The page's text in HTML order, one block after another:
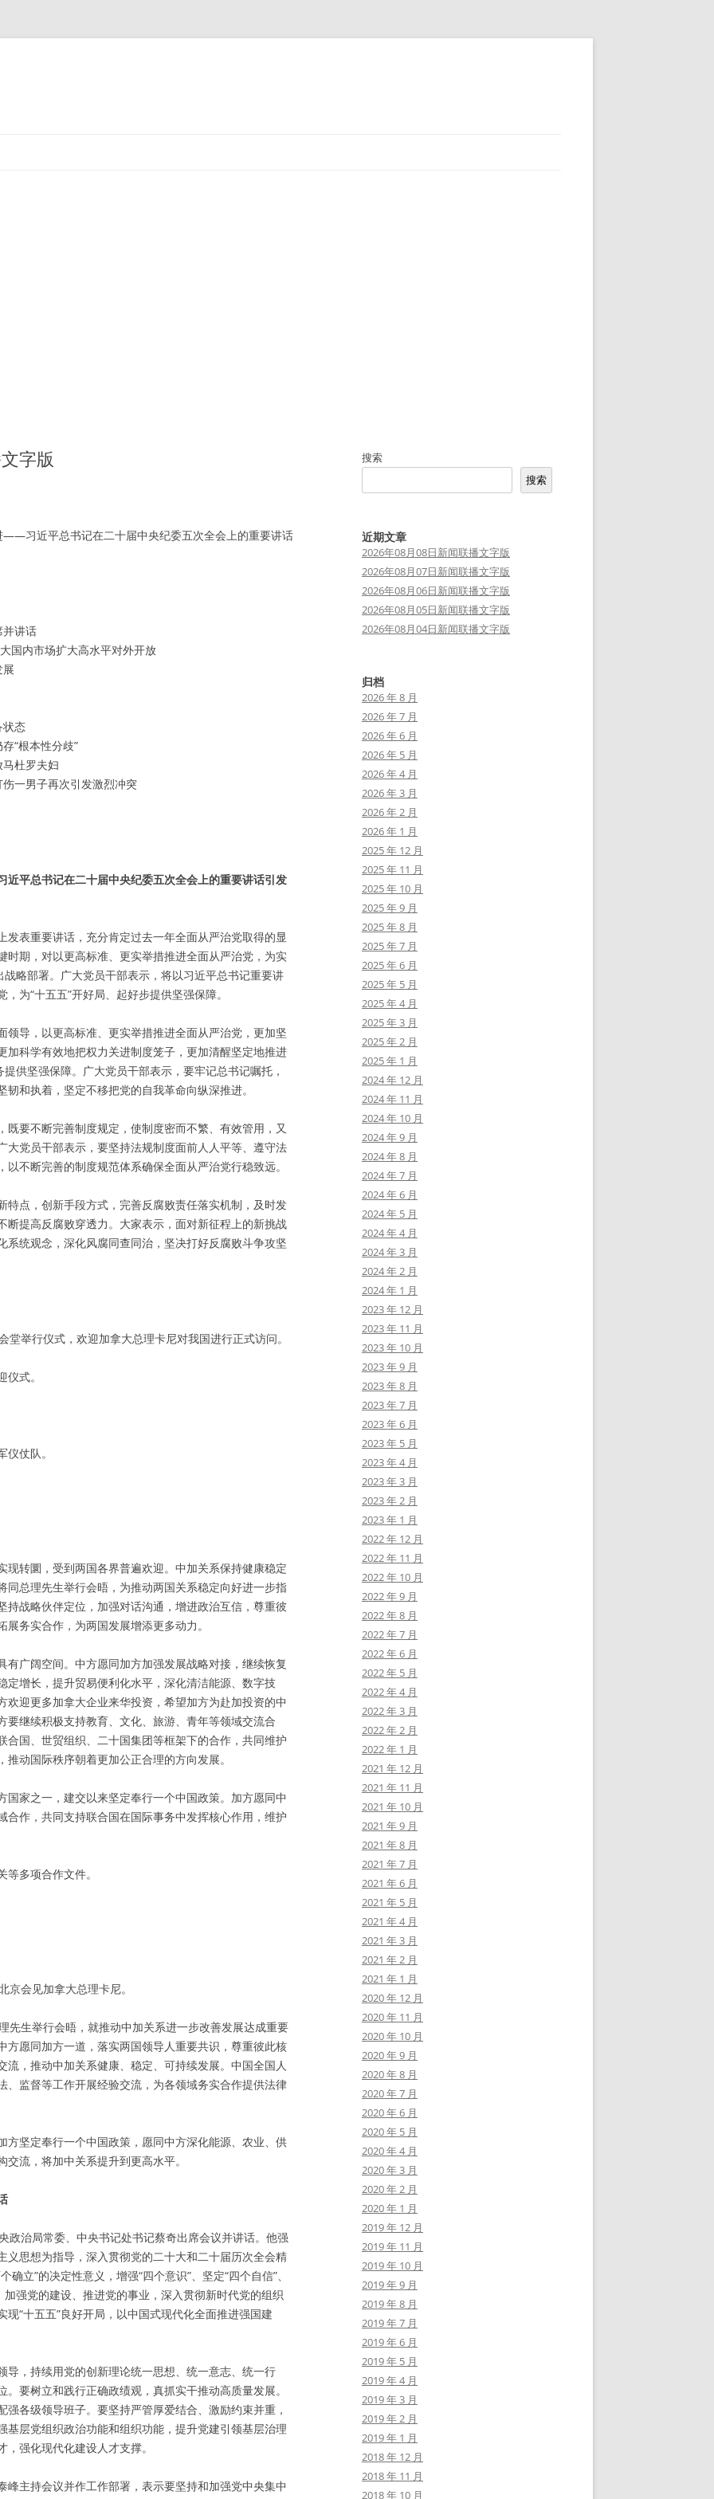
字版
——习近平总书记在二十届中央纪委五次全会上的重要讲话
并讲话
国内市场扩大高水平对外开放
状态
“根本性分歧”
杜罗夫妇
一男子再次引发激烈冲突
平总书记在二十届中央纪委五次全会上的重要讲话引发
表重要讲话，充分肯定过去一年全面从严治党取得的显
时期，对以更高标准、更实举措推进全面从严治党，为实
略部署。广大党员干部表示，将以习近平总书记重要讲
为“十五五”开好局、起好步提供坚强保障。
领导，以更高标准、更实举措推进全面从严治党，更加坚
加科学有效地把权力关进制度笼子，更加清醒坚定地推进
供坚强保障。广大党员干部表示，要牢记总书记嘱托，
和执着，坚定不移把党的自我革命向纵深推进。
要不断完善制度规定，使制度密而不繁、有效管用，又
大党员干部表示，要坚持法规制度面前人人平等、遵守法
不断完善的制度规范体系确保全面从严治党行稳致远。
特点，创新手段方式，完善反腐败责任落实机制，及时发
断提高反腐败穿透力。大家表示，面对新征程上的新挑战
系统观念，深化风腐同查同治，坚决打好反腐败斗争攻坚
举行仪式，欢迎加拿大总理卡尼对我国进行正式访问。
式。
仗队。
现转圜，受到两国各界普遍欢迎。中加关系保持健康稳定
同总理先生举行会晤，为推动两国关系稳定向好进一步指
持战略伙伴定位，加强对话沟通，增进政治互信，尊重彼
务实合作，为两国发展增添更多动力。
广阔空间。中方愿同加方加强发展战略对接，继续恢复
定增长，提升贸易便利化水平，深化清洁能源、数字技
迎更多加拿大企业来华投资，希望加方为赴加投资的中
要继续积极支持教育、文化、旅游、青年等领域交流合
合国、世贸组织、二十国集团等框架下的合作，共同维护
动国际秩序朝着更加公正合理的方向发展。
家之一，建交以来坚定奉行一个中国政策。加方愿同中
合作，共同支持联合国在国际事务中发挥核心作用，维护
多项合作文件。
会见加拿大总理卡尼。
先生举行会晤，就推动中加关系进一步改善发展达成重要
方愿同加方一道，落实两国领导人重要共识，尊重彼此核
，推动中加关系健康、稳定、可持续发展。中国全国人
、监督等工作开展经验交流，为各领域务实合作提供法律
方坚定奉行一个中国政策，愿同中方深化能源、农业、供
流，将加中关系提升到更高水平。
政治局常委、中央书记处书记蔡奇出席会议并讲话。他强
义思想为指导，深入贯彻党的二十大和二十届历次全会精
立”的决定性意义，增强“四个意识”、坚定“四个自信”、
强党的建设、推进党的事业，深入贯彻新时代党的组织
“十五五”良好开局，以中国式现代化全面推进强国建
导，持续用党的创新理论统一思想、统一意志、统一行
要树立和践行正确政绩观，真抓实干推动高质量发展。
各级领导班子。要坚持严管厚爱结合、激励约束并重，
基层党组织政治功能和组织功能，提升党建引领基层治理
强化现代化建设人才支撑。
主持会议并作工作部署，表示要坚持和加强党中央集中
搜索
搜索
近期文章
2026年08月08日新闻联播文字版
2026年08月07日新闻联播文字版
2026年08月06日新闻联播文字版
2026年08月05日新闻联播文字版
2026年08月04日新闻联播文字版
归档
2026 年 8 月
2026 年 7 月
2026 年 6 月
2026 年 5 月
2026 年 4 月
2026 年 3 月
2026 年 2 月
2026 年 1 月
2025 年 12 月
2025 年 11 月
2025 年 10 月
2025 年 9 月
2025 年 8 月
2025 年 7 月
2025 年 6 月
2025 年 5 月
2025 年 4 月
2025 年 3 月
2025 年 2 月
2025 年 1 月
2024 年 12 月
2024 年 11 月
2024 年 10 月
2024 年 9 月
2024 年 8 月
2024 年 7 月
2024 年 6 月
2024 年 5 月
2024 年 4 月
2024 年 3 月
2024 年 2 月
2024 年 1 月
2023 年 12 月
2023 年 11 月
2023 年 10 月
2023 年 9 月
2023 年 8 月
2023 年 7 月
2023 年 6 月
2023 年 5 月
2023 年 4 月
2023 年 3 月
2023 年 2 月
2023 年 1 月
2022 年 12 月
2022 年 11 月
2022 年 10 月
2022 年 9 月
2022 年 8 月
2022 年 7 月
2022 年 6 月
2022 年 5 月
2022 年 4 月
2022 年 3 月
2022 年 2 月
2022 年 1 月
2021 年 12 月
2021 年 11 月
2021 年 10 月
2021 年 9 月
2021 年 8 月
2021 年 7 月
2021 年 6 月
2021 年 5 月
2021 年 4 月
2021 年 3 月
2021 年 2 月
2021 年 1 月
2020 年 12 月
2020 年 11 月
2020 年 10 月
2020 年 9 月
2020 年 8 月
2020 年 7 月
2020 年 6 月
2020 年 5 月
2020 年 4 月
2020 年 3 月
2020 年 2 月
2020 年 1 月
2019 年 12 月
2019 年 11 月
2019 年 10 月
2019 年 9 月
2019 年 8 月
2019 年 7 月
2019 年 6 月
2019 年 5 月
2019 年 4 月
2019 年 3 月
2019 年 2 月
2019 年 1 月
2018 年 12 月
2018 年 11 月
2018 年 10 月